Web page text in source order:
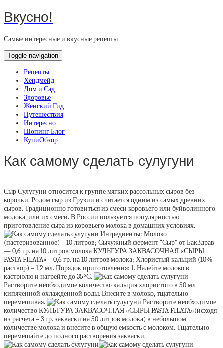
Вкусно!
Самые интересные и вкусные рецепты
Toggle navigation
Рецепты
Хендмейд
Дом и Сад
Здоровье
Женский Гид
Путешествия
Интересно
Шопинг Блог
КупиОбзор
Как самому сделать сулугуни
Сыр Сулугуни относится к группе мягких рассольных сыров без
корочки. Родом сыр из Грузии и считается одним из самых древних
сыров. Традиционно готовиться из смеси коровьего или буйволинного
молока, или их смеси. В России пользуется популярностью
приготовление сыра из коровьего молока в домашних условиях.
Ингредиенты: Молоко
(пастеризованное) – 10 литров; Сычужный фермент “Сыр” от БакЗдрав
— 0,6 гр. на 10 литров молока КУЛЬТУРА ЗАКВАСОЧНАЯ «СЫРЫ
PASTA FILATA» – 0,6 гр. на 10 литров молока; Хлористый кальций (10%
раствор) – 1,2 мл. Порядок приготовления: 1. Налейте молоко в
кастрюлю и нагрейте до 35ºС.
Растворите необходимое количество кальция хлористого в 50 мл
кипяченной охлажденной воды. Внесите в молоко, тщательно
перемешивая.
Растворите необходимое
количество КУЛЬТУРА ЗАКВАСОЧНАЯ «СЫРЫ PASTA FILATA»(исходя
из расчета – 3 гр. закваски на 50 литров молока) в небольшом
количестве молока и внесите в общую емкость с молоком. Тщательно
перемешайте до полного растворения закваски.